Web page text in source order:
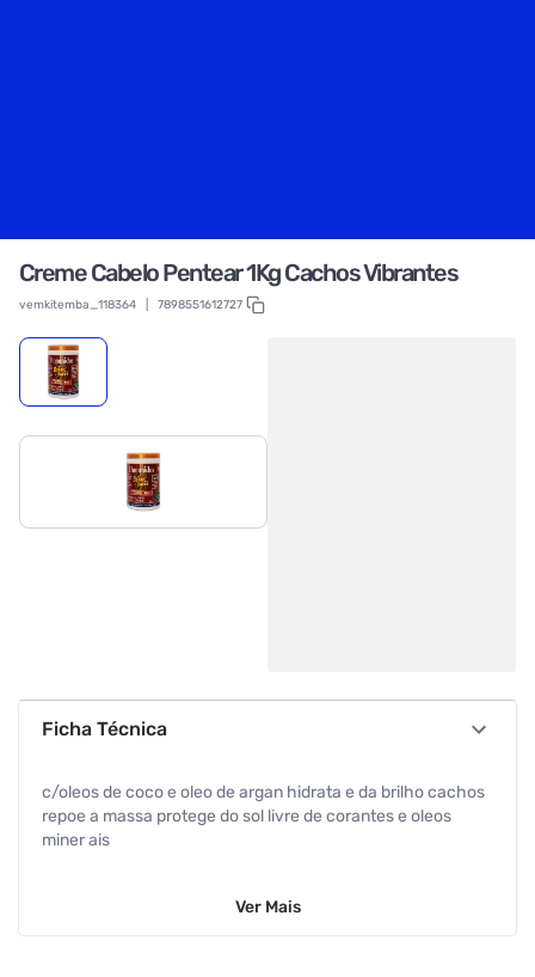
Creme Cabelo Pentear 1Kg Cachos Vibrantes
vemkitemba_118364 7898551612727
Ficha Técnica
c/oleos de coco e oleo de argan hidrata e da brilho cachos
repoe a massa protege do sol livre de corantes e oleos
miner ais
Ver Mais